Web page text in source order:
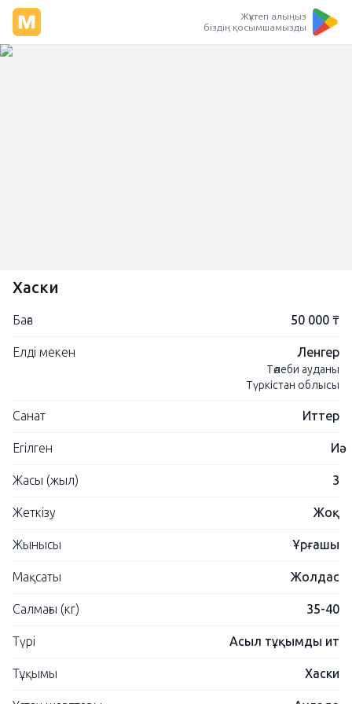
Жүктеп алыңыз
біздің қосымшамызды
Хаски
Баға 50 000 ₸
Елді мекен Ленгер
Төлеби ауданы
Түркістан облысы
Санат Иттер
Егілген Иә
Жасы (жыл) 3
Жеткізу Жоқ
Жынысы Ұрғашы
Мақсаты Жолдас
Салмағы (кг) 35-40
Түрі Асыл тұқымды ит
Тұқымы Хаски